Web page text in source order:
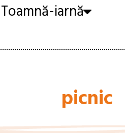
Toamnă-iarnă
picnic